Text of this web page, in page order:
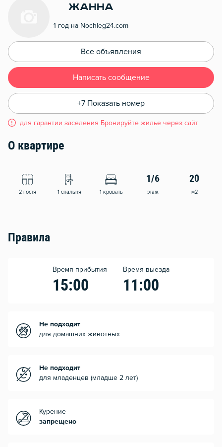
Жанна
1 год на Nochleg24.com
Все объявления
Написать сообщение
+7 Показать номер
для гарантии заселения Бронируйте жилье через сайт
О квартире
2 гостя 1 спальня 1 кровать
1/6
этаж
20
м2
Правила
Время прибытия
15:00
Время выезда
11:00
Не подходит
для домашних животных
Не подходит
для младенцев (младше 2 лет)
Курение
запрещено